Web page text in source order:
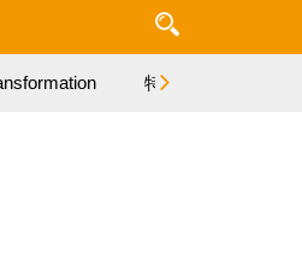
特集